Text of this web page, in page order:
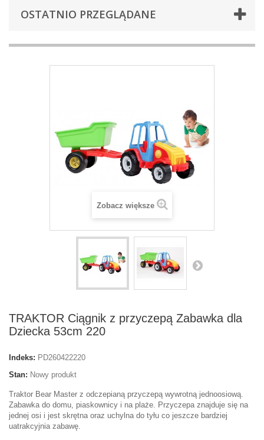
OSTATNIO PRZEGLĄDANE
Zobacz większe
TRAKTOR Ciągnik z przyczepą Zabawka dla
Dziecka 53cm 220
Indeks: PD260422220
Stan: Nowy produkt
Traktor Bear Master z odczepianą przyczepą wywrotną jednoosiową.
Zabawka do domu, piaskownicy i na plaże. Przyczepa znajduje się na
jednej osi i jest skrętna oraz uchylna do tyłu co jeszcze bardziej
uatrakcyjnia zabawę.